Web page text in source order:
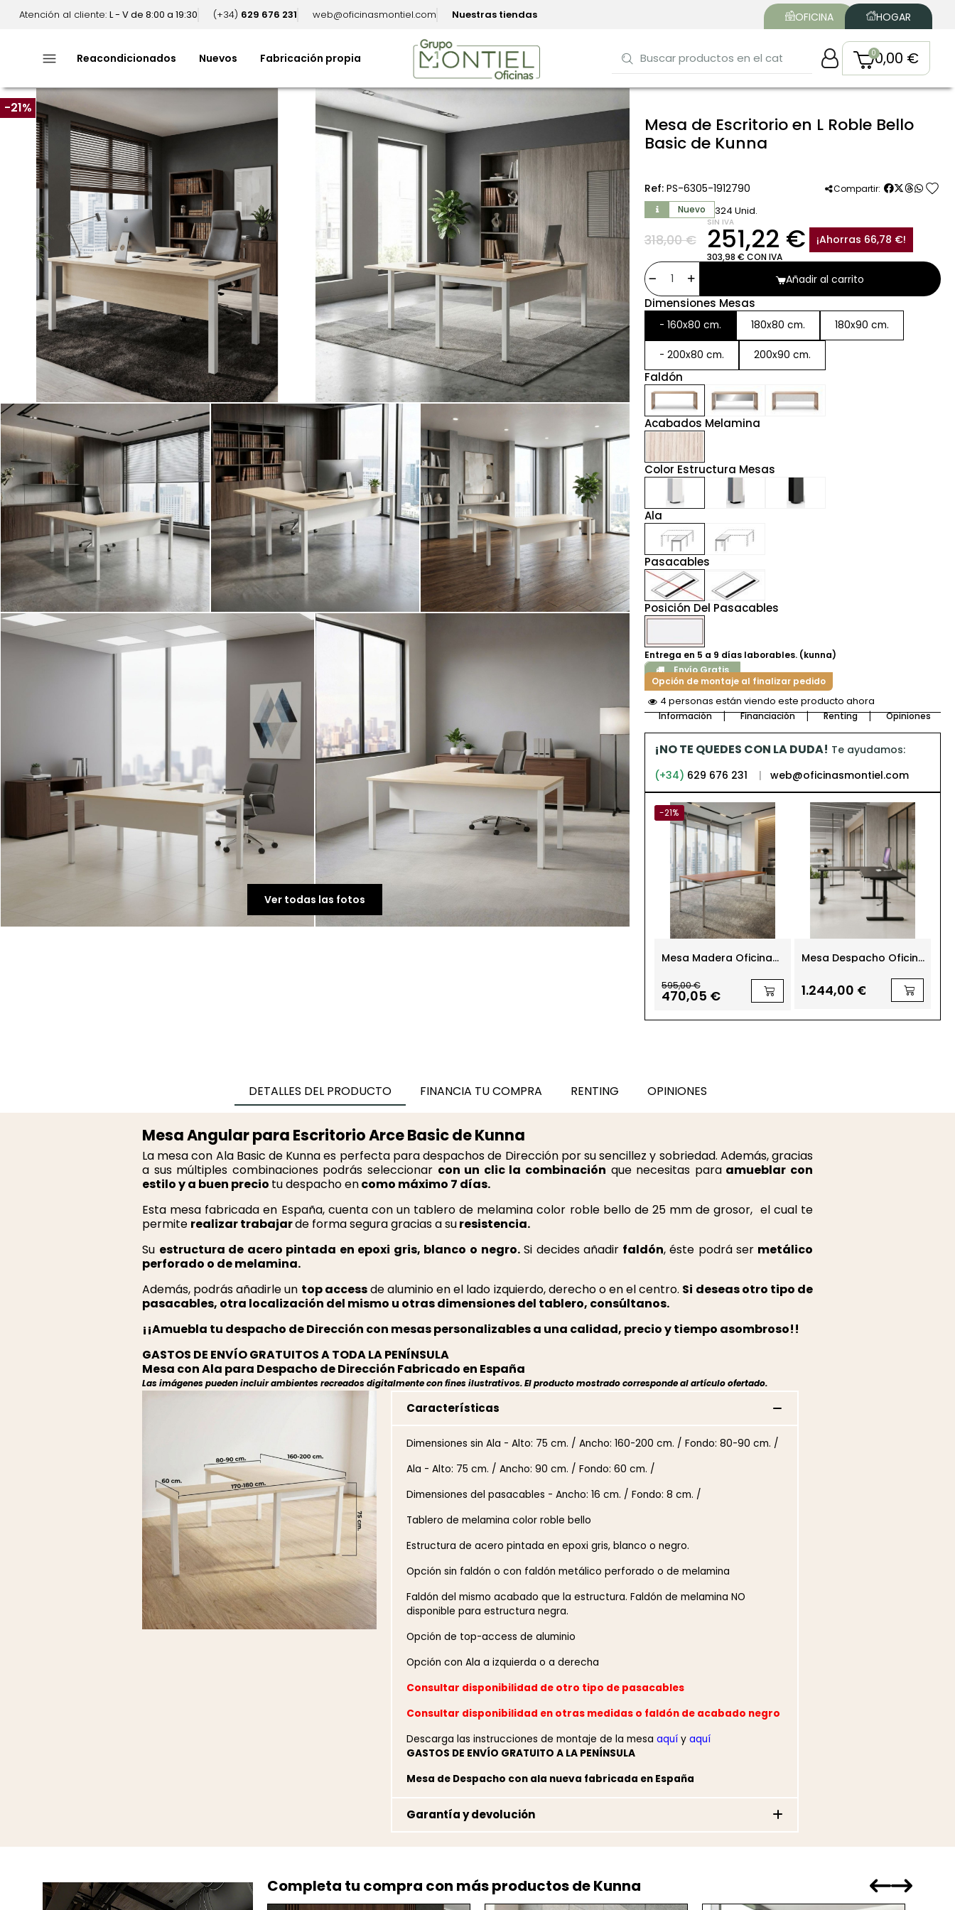
Atención al cliente: L - V de 8:00 a 19:30 (+34) 629 676 231 web@oficinasmontiel.com Nuestras tiendas OFICINA HOGAR
menu Reacondicionados Nuevos Fabricación propia 0,00 €
Ver todas las fotos
-21%
Mesa de Escritorio en L Roble Bello
Basic de Kunna
Ref: PS-6305-1912790 Compartir: favorite
Nuevo 324 Unid.
318,00 €
SIN IVA
251,22 €
303,98 € CON IVA
¡Ahorras 66,78 €!
Añadir al carrito
Dimensiones Mesas
- 160x80 cm. 180x80 cm. 180x90 cm.
- 200x80 cm. 200x90 cm.
Faldón
Acabados Melamina
Color Estructura Mesas
Ala
Pasacables
Posición Del Pasacables
Entrega en 5 a 9 días laborables. (kunna)
Envío Gratis
Opción de montaje al finalizar pedido
4 personas están viendo este producto ahora
Información Financiación Renting Opiniones
¡NO TE QUEDES CON LA DUDA! Te ayudamos:
(+34) 629 676 231 | web@oficinasmontiel.com
-21%
Mesa Madera Oficina
595,00 €
470,05 €
Mesa Despacho Oficina
1.244,00 €
DETALLES DEL PRODUCTO FINANCIA TU COMPRA RENTING OPINIONES
Mesa Angular para Escritorio Arce Basic de Kunna
La mesa con Ala Basic de Kunna es perfecta para despachos de Dirección por su sencillez y sobriedad. Además, gracias
a sus múltiples combinaciones podrás seleccionar con un clic la combinación que necesitas paraamueblar con
estilo y a buen precio tu despacho encomo máximo 7 días.
Esta mesa fabricada en España, cuenta con un tablero de melamina color roble bellode 25 mm de grosor, el cual te
permite realizar trabajarde forma segura gracias a suresistencia.
Su estructura de acero pintada en epoxi gris, blanco o negro.Si decides añadir faldón, éste podrá ser metálico
perforado o de melamina.
Además, podrás añadirle un top accessde aluminio en el lado izquierdo, derecho o en el centro. Si deseas otro tipo de
pasacables, otra localización del mismo u otras dimensiones del tablero, consúltanos.
¡¡Amuebla tu despacho de Dirección con mesas personalizables a una calidad, precio y tiempo asombroso!!
GASTOS DE ENVÍO GRATUITOS A TODA LA PENÍNSULA
Mesa con Ala para Despacho de Dirección Fabricado en España
Las imágenes pueden incluir ambientes recreados digitalmente con fines ilustrativos. El producto mostrado corresponde al artículo ofertado.
Características
Dimensiones sin Ala - Alto: 75 cm. / Ancho: 160-200 cm. / Fondo: 80-90 cm. /
Ala - Alto: 75 cm. / Ancho: 90 cm. / Fondo: 60 cm. /
Dimensiones del pasacables - Ancho: 16 cm. / Fondo: 8 cm. /
Tablero de melamina color roble bello
Estructura de acero pintada en epoxi gris, blanco o negro.
Opción sin faldón o con faldón metálico perforado o de melamina
Faldón del mismo acabado que la estructura. Faldón de melamina NO
disponible para estructura negra.
Opción de top-access de aluminio
Opción con Ala a izquierda o a derecha
Consultar disponibilidad de otro tipo de pasacables
Consultar disponibilidad en otras medidas o faldón de acabado negro
Descarga las instrucciones de montaje de la mesaaquí yaquí
GASTOS DE ENVÍO GRATUITO A LA PENÍNSULA
Mesa de Despacho con ala nueva fabricada en España
Garantía y devolución
Completa tu compra con más productos de Kunna